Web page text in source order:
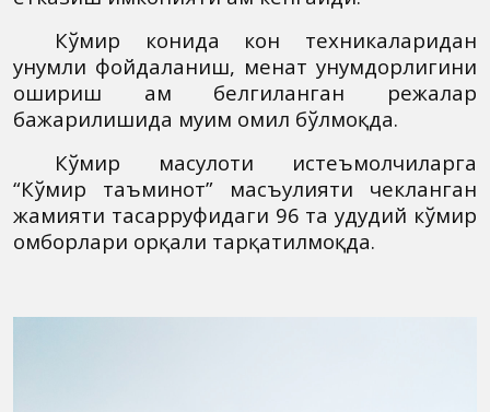
Кўмир конида кон техникаларидан
унумли фойдаланиш, меҳнат унумдорлигини
ошириш ҳам белгиланган режалар
бажарилишида муҳим омил бўлмоқда.
Кўмир маҳсулоти истеъмолчиларга
“Кўмир таъминот” масъулияти чекланган
жамияти тасарруфидаги 96 та ҳудудий кўмир
омборлари орқали тарқатилмоқда.